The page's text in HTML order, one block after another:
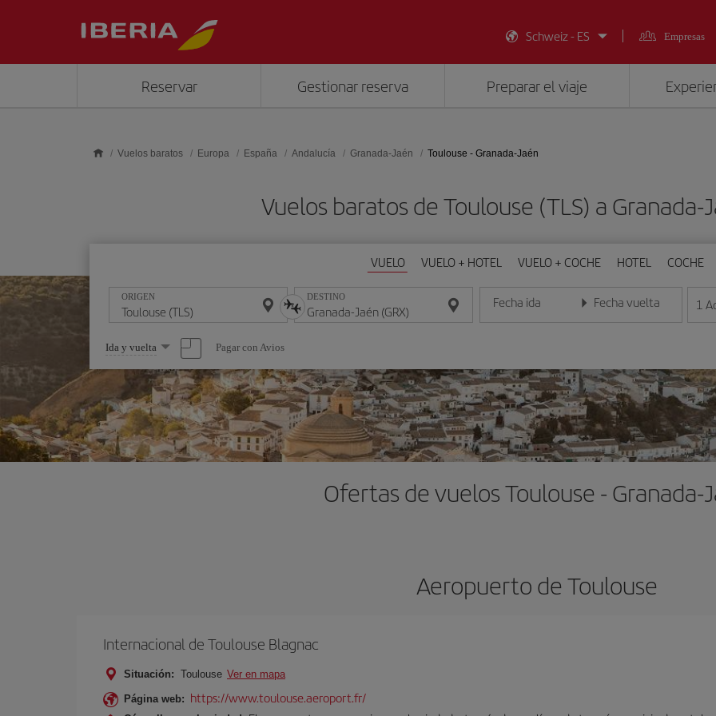
Schweiz - ES
Empresas
Reservar Gestionar reserva Preparar el viaje
Vuelos baratos Europa España Andalucía Granada-Jaén Toulouse - Granada-Jaén
Vuelos baratos de Toulouse (TLS) a Granada-
VUELO VUELO + HOTEL VUELO + COCHE HOTEL COCHE
ORIGEN DESTINO Fecha ida
Introduce la fecha en formato día/mes/año
Fecha vuelta
Introduce la fecha en 1
Seleccione
una
opción
Ida y vuelta Pagar con Avios
Ofertas de vuelos Toulouse - Granada-
Aeropuerto de Toulouse
Internacional de Toulouse Blagnac
Situación: Toulouse Ver en mapa
Página web: https://www.toulouse.aeroport.fr/